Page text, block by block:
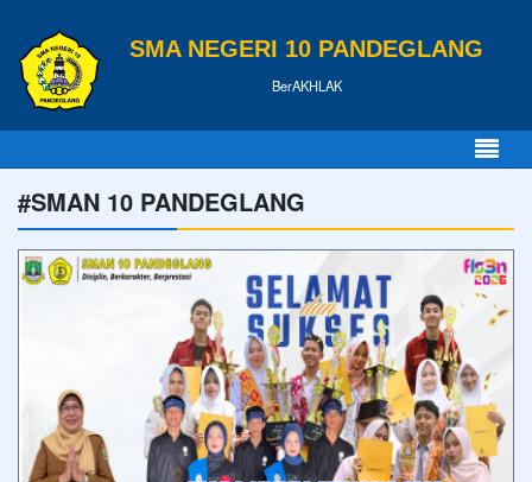
SMA NEGERI 10 PANDEGLANG
BerAKHLAK
#SMAN 10 PANDEGLANG